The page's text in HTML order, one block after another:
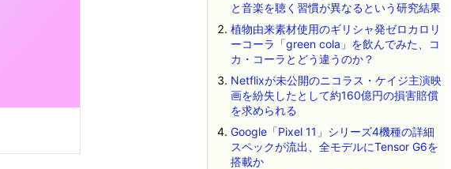
と音楽を聴く習慣が異なるという研究結果
植物由来素材使用のギリシャ発ゼロカロリ
ーコーラ「green cola」を飲んでみた、コ
カ・コーラとどう違うのか？
Netflixが未公開のニコラス・ケイジ主演映
画を紛失したとして約160億円の損害賠償
を求められる
Google「Pixel 11」シリーズ4機種の詳細
スペックが流出、全モデルにTensor G6を
搭載か